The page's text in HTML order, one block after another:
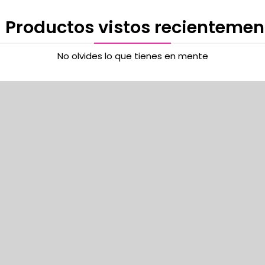
Productos vistos
No olvides lo que tienes en mente